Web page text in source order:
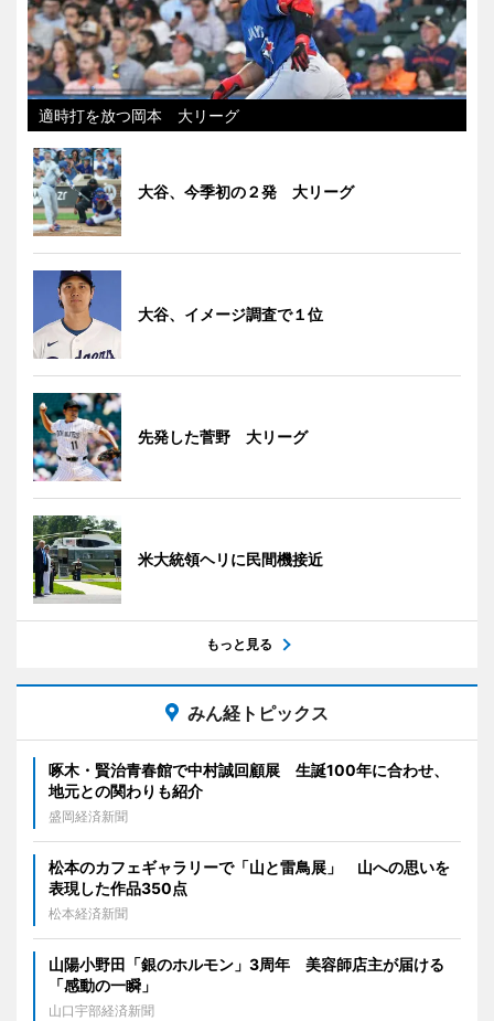
適時打を放つ岡本 大リーグ
大谷、今季初の２発 大リーグ
大谷、イメージ調査で１位
先発した菅野 大リーグ
米大統領ヘリに民間機接近
もっと見る
みん経トピックス
啄木・賢治青春館で中村誠回顧展 生誕100年に合わせ、
地元との関わりも紹介
盛岡経済新聞
松本のカフェギャラリーで「山と雷鳥展」 山への思いを
表現した作品350点
松本経済新聞
山陽小野田「銀のホルモン」3周年 美容師店主が届ける
「感動の一瞬」
山口宇部経済新聞